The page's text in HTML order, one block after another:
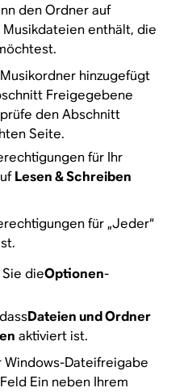
den Ordner auf
enthält, die
hinzugefügt
Freigegebene
den Abschnitt
Seite.
für Ihr
Lesen & Schreiben
für „Jeder“
dieOptionen-
Dateien und Ordner
aktiviert ist.
Windows-Dateifreigabe
Ein neben Ihrem